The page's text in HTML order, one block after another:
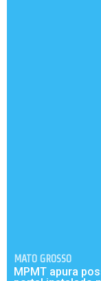
MATO GROSSO
MPMT apura